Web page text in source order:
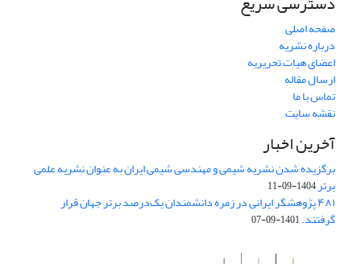
صفحه اصلی
درباره نشریه
اعضای هیات تحریریه
ارسال مقاله
تماس با ما
نقشه سایت
آخرین اخبار
برگزیده شدن نشریه شیمی و مهندسی شیمی ایران به عنوان نشریه علمی
برتر1404-09-11
۴۸۱ پژوهشگر ایرانی در زمره دانشمندان یک‌درصد برتر جهان قرار
گرفتند.1401-09-07